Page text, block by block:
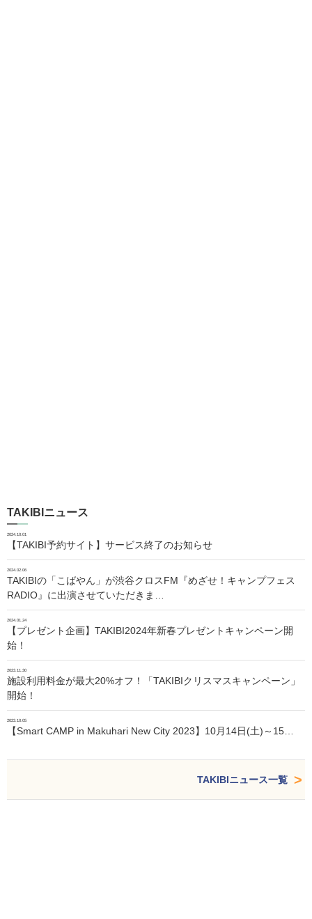
TAKIBIニュース
2024.10.01
【TAKIBI予約サイト】サービス終了のお知らせ
2024.02.06
TAKIBIの「こばやん」が渋谷クロスFM『めざせ！キャンプフェス
RADIO』に出演させていただきま…
2024.01.24
【プレゼント企画】TAKIBI2024年新春プレゼントキャンペーン開
始！
2023.11.30
施設利用料金が最大20%オフ！「TAKIBIクリスマスキャンペーン」
開始！
2023.10.05
【Smart CAMP in Makuhari New City 2023】10月14日(土)～15…
TAKIBIニュース一覧